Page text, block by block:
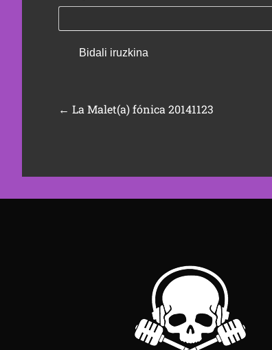
←La Malet(a) fónica 20141123